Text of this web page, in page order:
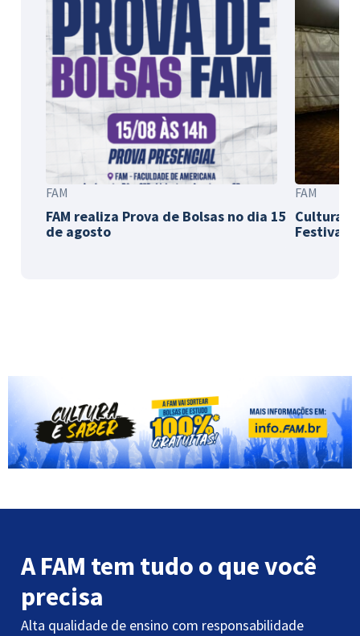
FAM
FAM realiza Prova de Bolsas no dia 15
de agosto
FAM
Cultura e
Festival
A FAM tem tudo o que você
precisa
Alta qualidade de ensino com responsabilidade